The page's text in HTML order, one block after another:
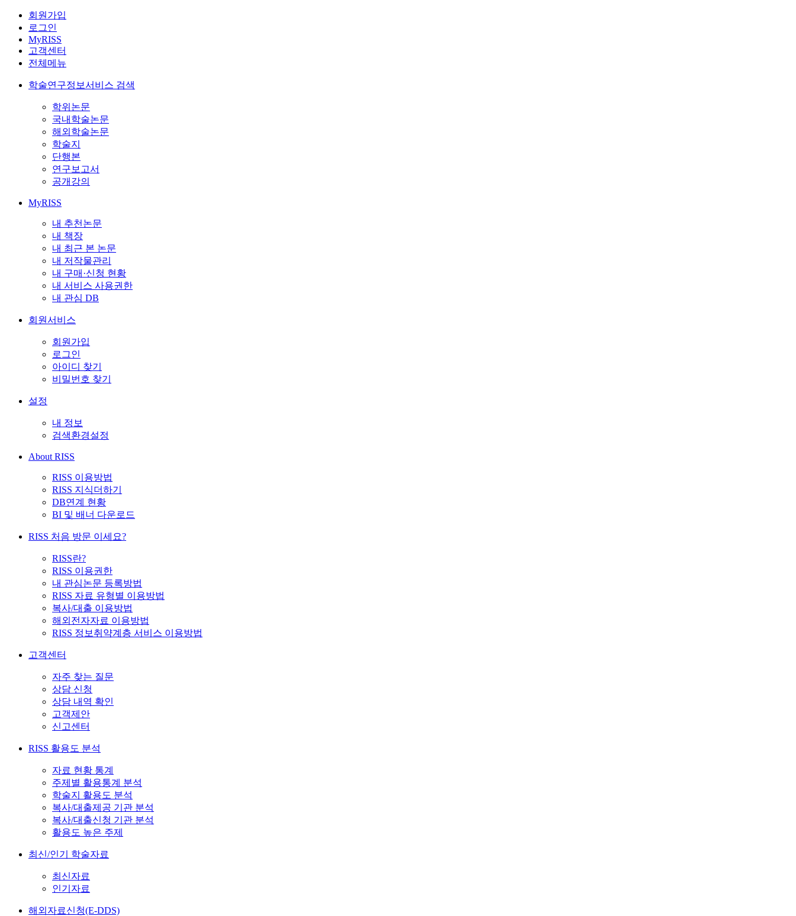
회원가입
로그인
MyRISS
고객센터
전체메뉴
학술연구정보서비스 검색
학위논문
국내학술논문
해외학술논문
학술지
단행본
연구보고서
공개강의
MyRISS
내 추천논문
내 책장
내 최근 본 논문
내 저작물관리
내 구매·신청 현황
내 서비스 사용권한
내 관심 DB
회원서비스
회원가입
로그인
아이디 찾기
비밀번호 찾기
설정
내 정보
검색환경설정
About RISS
RISS 이용방법
RISS 지식더하기
DB연계 현황
BI 및 배너 다운로드
RISS 처음 방문 이세요?
RISS란?
RISS 이용권한
내 관심논문 등록방법
RISS 자료 유형별 이용방법
복사/대출 이용방법
해외전자자료 이용방법
RISS 정보취약계층 서비스 이용방법
고객센터
자주 찾는 질문
상담 신청
상담 내역 확인
고객제안
신고센터
RISS 활용도 분석
자료 현황 통계
주제별 활용통계 분석
학술지 활용도 분석
복사/대출제공 기관 분석
복사/대출신청 기관 분석
활용도 높은 주제
최신/인기 학술자료
최신자료
인기자료
해외자료신청(E-DDS)